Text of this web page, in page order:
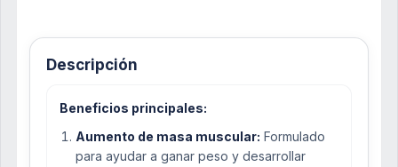
Descripción
Beneficios principales:
Aumento de masa muscular: Formulado
para ayudar a ganar peso y desarrollar